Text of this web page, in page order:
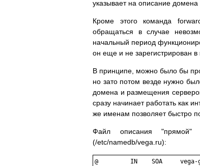
указывает на описание домена
Кроме этого команда
обращаться в случае
начальный период
он еще и не зарегистрирован
В принципе, можно было бы
но зато потом везде нужно
домена и размещения
сразу начинает работать как
же именам позволяет быстро
Файл описания
(/etc/namedb/vega.ru):
@         IN    SOA     vega-